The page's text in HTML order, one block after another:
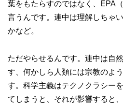
葉をもたらすのではなく、EPA
言うんです。連中は理解しちゃ
かなど。
ただやらせるんです。連中は自
す、何かしら人類には宗教のよ
す。科学主義はテクノクラシー
てしまうと、それが影響すると